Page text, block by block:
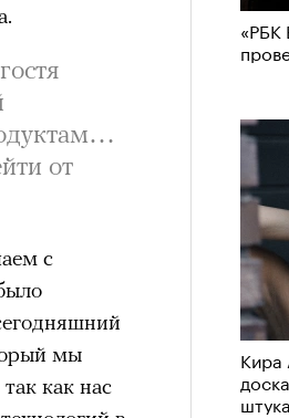
«РБК
Кира
от
с
мы
как нас